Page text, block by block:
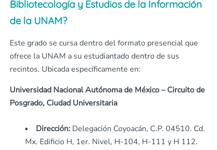
Bibliotecología y Estudios de la Información
de la UNAM?
Este grado se cursa dentro del formato presencial que
ofrece la UNAM a su estudiantado dentro de sus
recintos. Ubicada específicamente en:
Universidad Nacional Autónoma de México – Circuito de
Posgrado, Ciudad Universitaria
Dirección: Delegación Coyoacán, C.P. 04510. Cd.
Mx. Edificio H, 1er. Nivel, H-104, H-111 y H 112.